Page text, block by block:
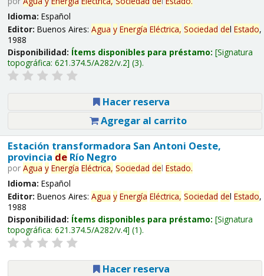
Idioma: Español
Editor: Buenos Aires: Agua y Energía Eléctrica, Sociedad del Estado,
1988
Disponibilidad: Ítems disponibles para préstamo: Signatura
topográfica: 621.374.5/A282/v.2 (3).
Hacer reserva
Agregar al carrito
Estación transformadora San Antoni Oeste,
provincia deRío Negro
por Agua y Energía Eléctrica, Sociedad del Estado.
Idioma: Español
Editor: Buenos Aires: Agua y Energía Eléctrica, Sociedad del Estado,
1988
Disponibilidad: Ítems disponibles para préstamo: Signatura
topográfica: 621.374.5/A282/v.4 (1).
Hacer reserva